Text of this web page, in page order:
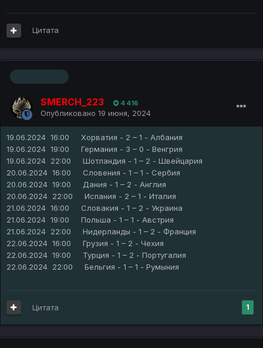
Цитата
SMERCH_223 4 416
Опубликовано 19 июня, 2024
19.06.2024 16:00 Хорватия - 2 – 1 - Албания
19.06.2024 19:00 Германия - 3 – 0 - Венгрия
19.06.2024 22:00 Шотландия - 1 – 2 - Швейцария
20.06.2024 16:00 Словения - 1 – 1 - Сербия
20.06.2024 19:00 Дания - 1 – 2 - Англия
20.06.2024 22:00 Испания - 2 – 1 - Италия
21.06.2024 16:00 Словакия - 1 – 2 - Украина
21.06.2024 19:00 Польша - 1 – 1 - Австрия
21.06.2024 22:00 Нидерланды - 1 – 2 - Франция
22.06.2024 16:00 Грузия - 1 – 2 - Чехия
22.06.2024 19:00 Турция - 1 – 2 - Португалия
22.06.2024 22:00 Бельгия - 1 – 1 - Румыния
1
Цитата